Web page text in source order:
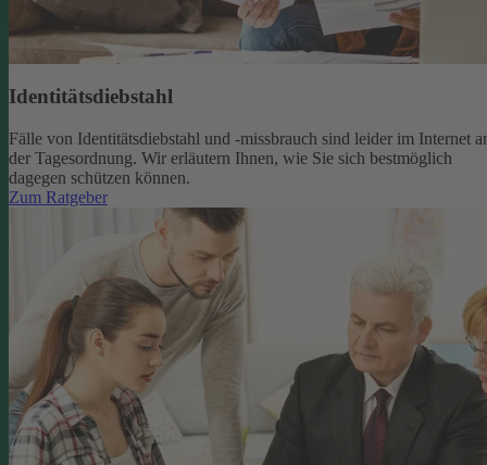
Identitätsdiebstahl
Fälle von Identitätsdiebstahl und -missbrauch sind leider im Internet
der Tagesordnung. Wir erläutern Ihnen, wie Sie sich bestmöglich
dagegen schützen können.
Zum Ratgeber